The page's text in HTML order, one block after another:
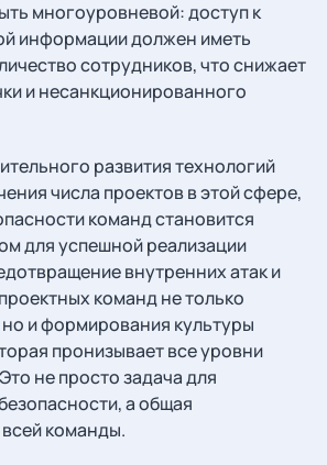
многоуровневой: доступ к
информации должен иметь
сотрудников, что снижает
и несанкционированного
развития технологий
числа проектов в этой сфере,
команд становится
для успешной реализации
внутренних атак и
команд не только
и формирования культуры
пронизывает все уровни
не просто задача для
а общая
команды.